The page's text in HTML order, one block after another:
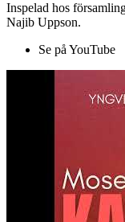
Inspelad hos
Najib Uppson.
Se på YouTube